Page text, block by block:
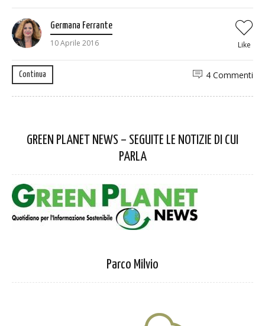
Germana Ferrante
10 Aprile 2016
Like
Continua 4 Commenti
GREEN PLANET NEWS – SEGUITE LE NOTIZIE DI CUI
PARLA
Parco Milvio